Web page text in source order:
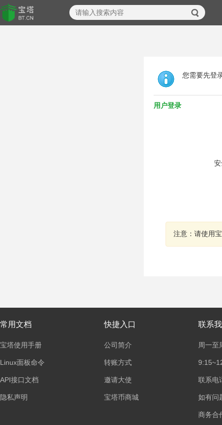
您需要先登
用户登录
注意：请使用
常用文档
宝塔使用手册
Linux面板命令
API接口文档
隐私声明
快捷入口
公司简介
转账方式
邀请大使
宝塔币商城
联系
周一至
联系电
如有问
商务合